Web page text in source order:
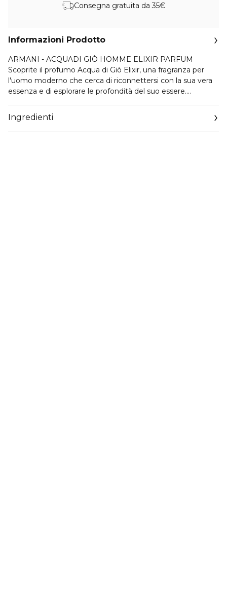
Consegna gratuita da 35€
Informazioni Prodotto
ARMANI - ACQUADI GIÒ HOMME ELIXIR PARFUM
Scoprite il profumo Acqua di Giò Elixir, una fragranza per
l'uomo moderno che cerca di riconnettersi con la sua vera
essenza e di esplorare le profondità del suo essere.
permette di abbracciare la propria vera natura. Acqua di Giò
Elixir si apre con la vibrante freschezza del bergamotto e
del mandarino verde. Nel cuore, le note marine e l'accordo
Ingredienti